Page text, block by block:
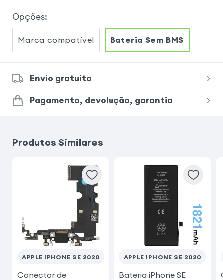
Opções:
Marca compatível Bateria Sem BMS
Envio gratuito
Pagamento, devolução, garantia
Produtos Similares
APPLE IPHONE SE 2020
Conector de
APPLE IPHONE SE 2020
Bateria iPhone SE